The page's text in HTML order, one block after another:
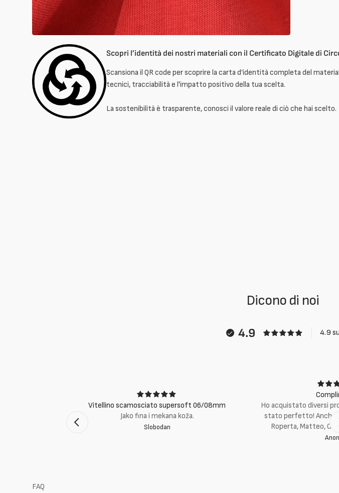
Scopri l’identità dei nostri materiali con il Certificato Digitale di
Scansiona il QR code per scoprire la carta d’identità completa del
tecnici, tracciabilità e l'impatto positivo della tua scelta.
La sostenibilità è trasparente, conosci il valore reale di ciò che hai scelto.
Dicono di noi
4.9 4.9
Vitellino scamosciato supersoft 06/08mm
Jako fina i mekana koža.
Slobodan
Ho acquistato diversi
stato perfetto! Anche
Roperta, Matteo,
FAQ